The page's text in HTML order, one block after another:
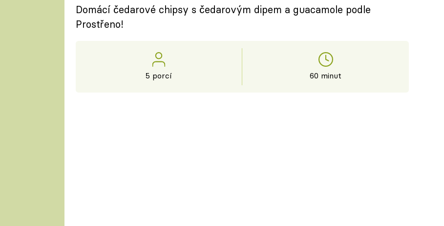
Domácí čedarové chipsy s čedarovým dipem a guacamole podle
Prostřeno!
5 porcí 60 minut